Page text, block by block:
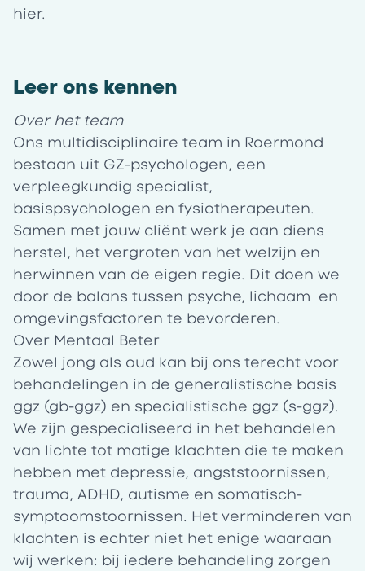
hier.
Leer ons kennen
Over het team
Ons multidisciplinaire team in Roermond
bestaan uit GZ-psychologen, een
verpleegkundig specialist,
basispsychologen en fysiotherapeuten.
Samen met jouw cliënt werk je aan diens
herstel, het vergroten van het welzijn en
herwinnen van de eigen regie. Dit doen we
door de balans tussen psyche, lichaam en
omgevingsfactoren te bevorderen.
Over Mentaal Beter
Zowel jong als oud kan bij ons terecht voor
behandelingen in de generalistische basis
ggz (gb-ggz) en specialistische ggz (s-ggz).
We zijn gespecialiseerd in het behandelen
van lichte tot matige klachten die te maken
hebben met depressie, angststoornissen,
trauma, ADHD, autisme en somatisch-
symptoomstoornissen. Het verminderen van
klachten is echter niet het enige waaraan
wij werken: bij iedere behandeling zorgen